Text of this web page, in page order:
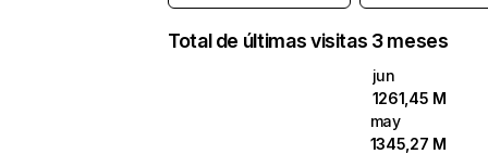
Total de últimas visitas 3 meses
jun
1261,45 M
may
1345,27 M